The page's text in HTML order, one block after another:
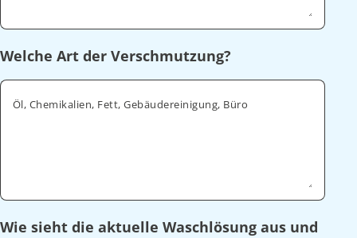
Welche Art der Verschmutzung?
Öl, Chemikalien, Fett, Gebäudereinigung, Büro
Wie sieht die aktuelle Waschlösung aus und